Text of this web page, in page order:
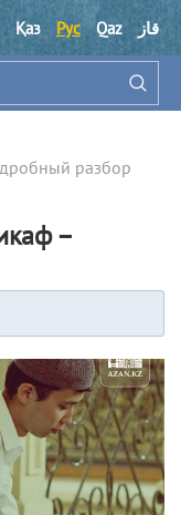
Қаз Рус Qaz قاز
разбор
–